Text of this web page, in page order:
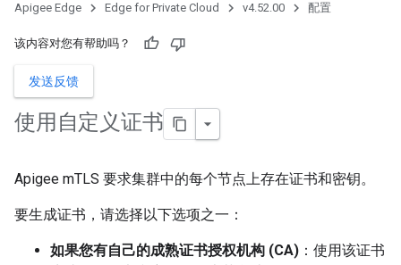
Apigee Edge Edge for Private Cloud v4.52.00 配置
该内容对您有帮助吗？
发送反馈
使用自定义证书
Apigee mTLS 要求集群中的每个节点上存在证书和密钥。
要生成证书，请选择以下选项之一：
如果您有自己的成熟证书授权机构 (CA) ：使用该证书